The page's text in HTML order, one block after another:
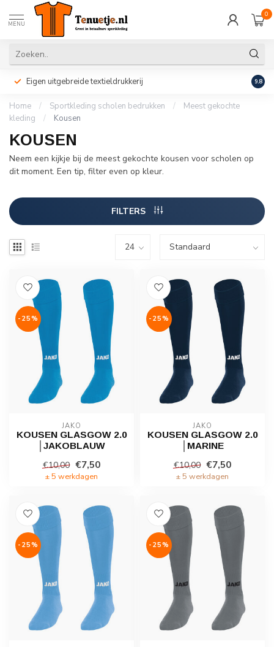
MENU
0
Eigen uitgebreide textieldrukkerij 9.8
Home / Sportkleding scholen bedrukken /
Meest gekochte
kleding
/ Kousen
KOUSEN
Neem een kijkje bij de meest gekochte kousen voor scholen op
dit moment. Een tip, filter even op kleur.
FILTERS
-25%
JAKO
KOUSEN GLASGOW 2.0
│JAKOBLAUW
€10,00 €7,50
± 5 werkdagen
-25%
JAKO
KOUSEN GLASGOW 2.0
│MARINE
€10,00 €7,50
± 5 werkdagen
-25% -25%